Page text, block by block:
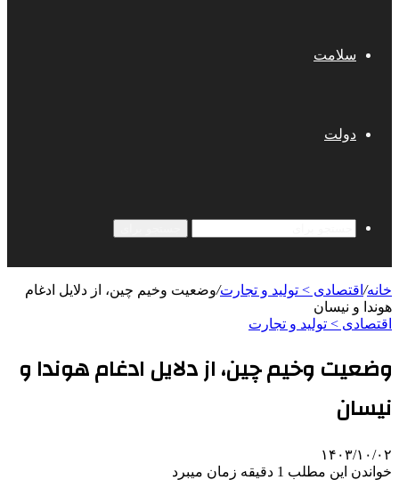
سلامت
دولت
خانه/ اقتصادی > تولید و تجارت/وضعیت وخیم چین، از دلایل ادغام
هوندا و نیسان
اقتصادی > تولید و تجارت
وضعیت وخیم چین، از دلایل ادغام هوندا و
نیسان
۱۴۰۳/۱۰/۰۲
خواندن این مطلب 1 دقیقه زمان میبرد